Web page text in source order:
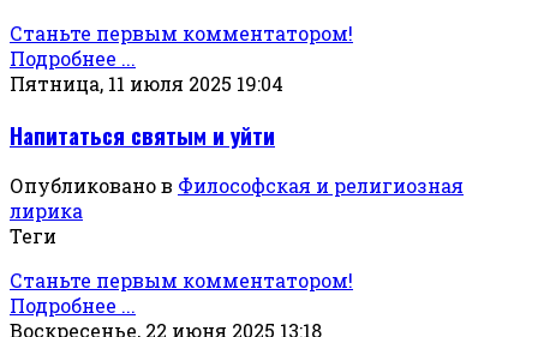
Станьте первым комментатором!
Подробнее ...
Пятница, 11 июля 2025 19:04
Напитаться святым и уйти
Опубликовано в Философская и религиозная
лирика
Теги
Станьте первым комментатором!
Подробнее ...
Воскресенье, 22 июня 2025 13:18